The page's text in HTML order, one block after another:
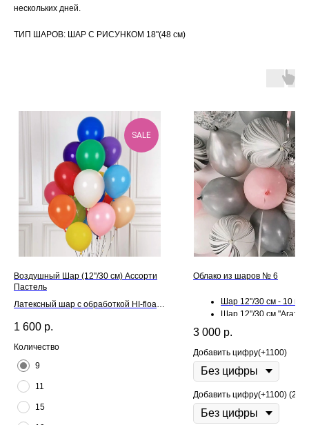
нескольких дней.
ТИП ШАРОВ: ШАР С РИСУНКОМ 18"(48 см)
SALE
Воздушный Шар (12''/30 см) Ассорти
Пастель
Латексный шар с обработкой HI-float
1 600 р.
Количество
9
11
15
Облако из шаров № 6
Шар 12"/30 см - 10 шт.
Шар 12"/30 см "Агат" -
шт.
3 000 р.
Добавить цифру(+1100)
Добавить цифру(+1100) (2)